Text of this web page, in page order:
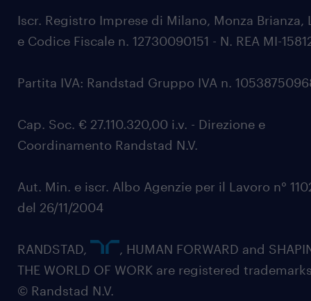
Iscr. Registro Imprese di Milano, Monza Brianza,
e Codice Fiscale n. 12730090151 - N. REA MI-
Partita IVA: Randstad Gruppo IVA n.
Cap. Soc. € 27.110.320,00 i.v. - Direzione e
Coordinamento Randstad N.V.
Aut. Min. e iscr. Albo Agenzie per il Lavoro n°
del 26/11/2004
RANDSTAD,
, HUMAN FORWARD and
THE WORLD OF WORK are registered
© Randstad N.V.